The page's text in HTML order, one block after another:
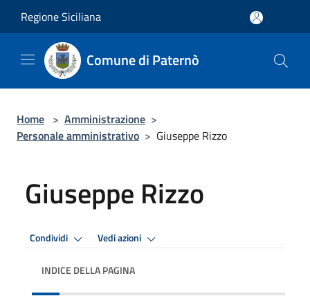
Regione Siciliana
Comune di Paternò
Home > Amministrazione >
Personale amministrativo > Giuseppe Rizzo
Giuseppe Rizzo
Condividi Vedi azioni
INDICE DELLA PAGINA